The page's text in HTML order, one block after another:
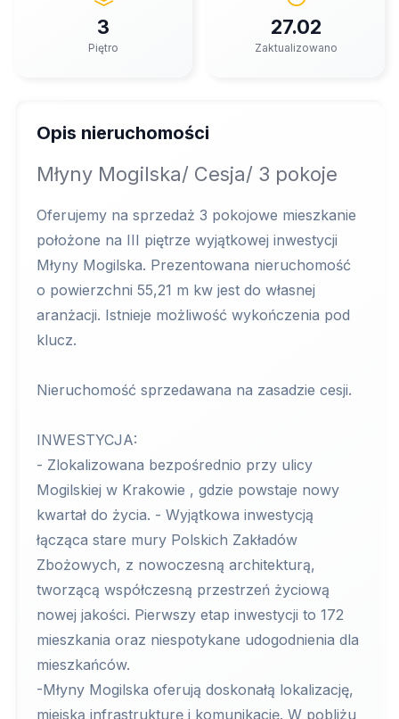
3
Piętro
27.02
Zaktualizowano
Opis nieruchomości
Młyny Mogilska/ Cesja/ 3 pokoje
Oferujemy na sprzedaż 3 pokojowe mieszkanie
położone na III piętrze wyjątkowej inwestycji
Młyny Mogilska. Prezentowana nieruchomość
o powierzchni 55,21 m kw jest do własnej
aranżacji. Istnieje możliwość wykończenia pod
klucz.
Nieruchomość sprzedawana na zasadzie cesji.
INWESTYCJA:
- Zlokalizowana bezpośrednio przy ulicy
Mogilskiej w Krakowie , gdzie powstaje nowy
kwartał do życia. - Wyjątkowa inwestycją
łącząca stare mury Polskich Zakładów
Zbożowych, z nowoczesną architekturą,
tworzącą współczesną przestrzeń życiową
nowej jakości. Pierwszy etap inwestycji to 172
mieszkania oraz niespotykane udogodnienia dla
mieszkańców.
-Młyny Mogilska oferują doskonałą lokalizację,
miejską infrastrukturę i komunikację. W pobliżu